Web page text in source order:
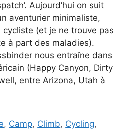
Aujourd’hui on suit
aventurier minimaliste,
(et je ne trouve pas
à part des maladies).
nous entraîne dans
(Happy Canyon, Dirty
entre Arizona, Utah à
, Camp, Climb, Cycling,